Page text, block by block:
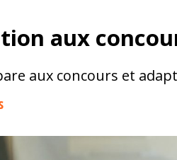
aux
aux concours et